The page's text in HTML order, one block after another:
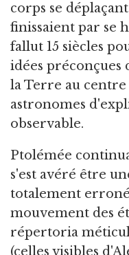
corps se
finissaient par se
fallut 15 siècles
idées préconçues
la Terre au
astronomes
observable.
Ptolémée
s'est avéré être
totalement
mouvement des
répertoria
(celles visibles